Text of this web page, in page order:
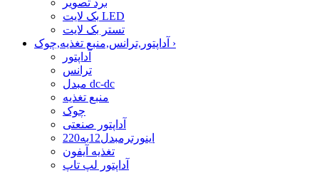
برد تصویر
بک لایت LED
تستر بک لایت
›
آداپتور
ترانس
مبدل dc-dc
منبع تغذیه
چوک
آداپتور صنعتی
اینورترمبدل12به220
تغذیه آیفون
آداپتور لپ تاپ